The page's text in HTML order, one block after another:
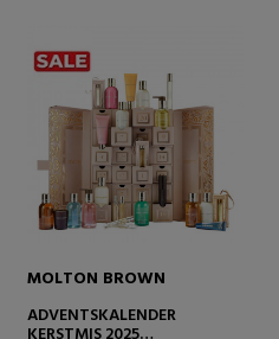
MOLTON BROWN
ADVENTSKALENDER